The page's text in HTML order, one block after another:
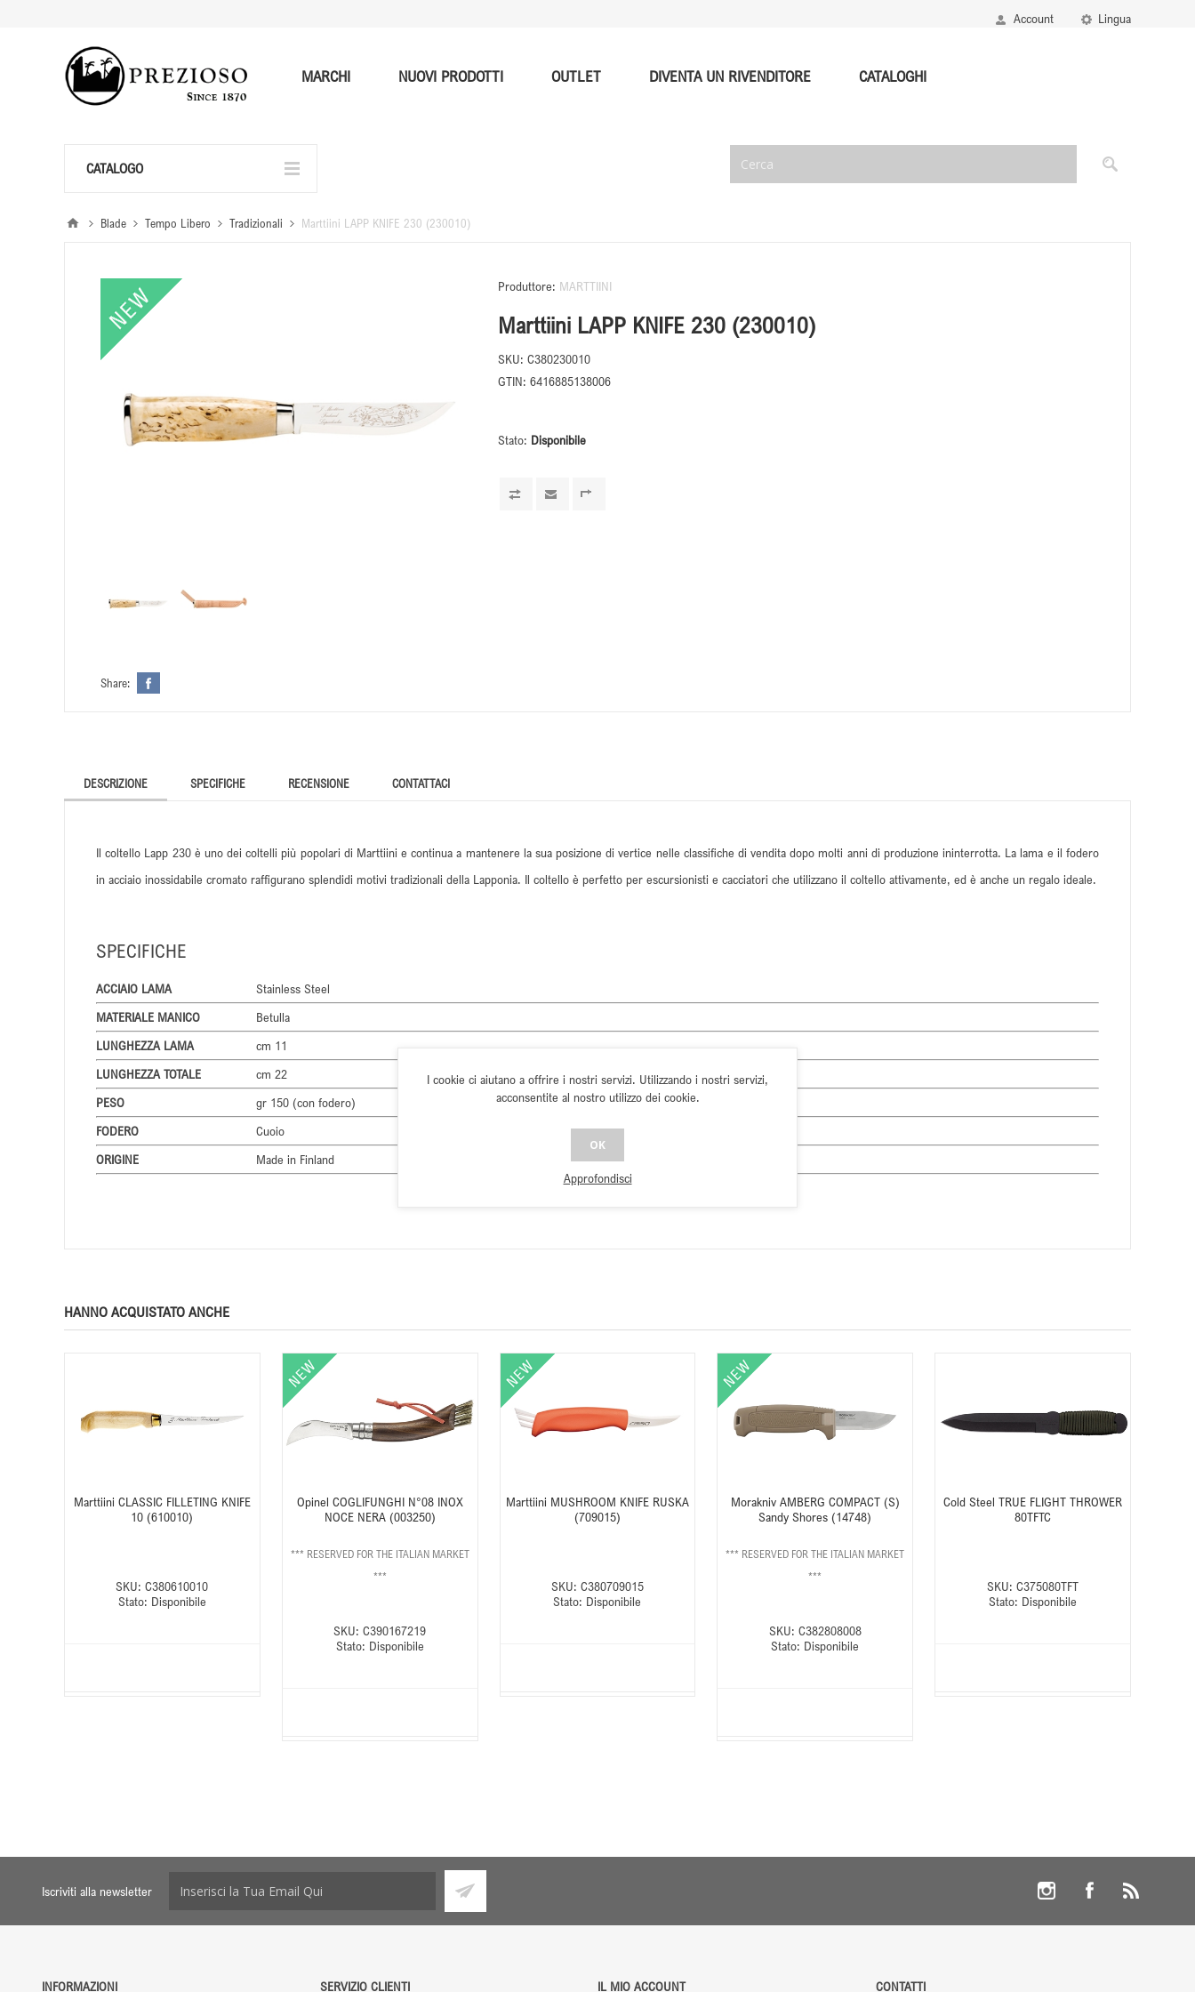
Lingua
Account
MARCHI NUOVI PRODOTTI OUTLET DIVENTA UN RIVENDITORE CATALOGHI
CATALOGO
Blade Tempo Libero Tradizionali Marttiini LAPP KNIFE 230 (230010)
Produttore: MARTTIINI
Marttiini LAPP KNIFE 230 (230010)
SKU: C380230010
GTIN: 6416885138006
Stato: Disponibile
Share:
DESCRIZIONE SPECIFICHE RECENSIONE CONTATTACI
Il coltello Lapp 230 è uno dei coltelli più popolari di Marttiini e continua a mantenere la sua posizione di vertice nelle classifiche di vendita dopo molti anni di produzione ininterrotta. La lama e il fodero
in acciaio inossidabile cromato raffigurano splendidi motivi tradizionali della Lapponia. Il coltello è perfetto per escursionisti e cacciatori che utilizzano il coltello attivamente, ed è anche un regalo ideale.
SPECIFICHE
ACCIAIO LAMA
Stainless Steel
MATERIALE MANICO
Betulla
LUNGHEZZA LAMA
cm 11
LUNGHEZZA TOTALE
cm 22
PESO
gr 150 (con fodero)
FODERO
Cuoio
ORIGINE
Made in Finland
HANNO ACQUISTATO ANCHE
Marttiini CLASSIC FILLETING KNIFE
10 (610010)
SKU: C380610010
Stato: Disponibile
Opinel COGLIFUNGHI N°08 INOX
NOCE NERA (003250)
*** RESERVED FOR THE ITALIAN MARKET
***
SKU: C390167219
Stato: Disponibile
Marttiini MUSHROOM KNIFE RUSKA
(709015)
SKU: C380709015
Stato: Disponibile
Morakniv AMBERG COMPACT (S)
Sandy Shores (14748)
*** RESERVED FOR THE ITALIAN MARKET
***
SKU: C382808008
Stato: Disponibile
Cold Steel TRUE FLIGHT THROWER
80TFTC
SKU: C375080TFT
Stato: Disponibile
Iscriviti alla newsletter
INFORMAZIONI SERVIZIO CLIENTI IL MIO ACCOUNT CONTATTI
I cookie ci aiutano a offrire i nostri servizi. Utilizzando i nostri servizi,
acconsentite al nostro utilizzo dei cookie.
OK
Approfondisci